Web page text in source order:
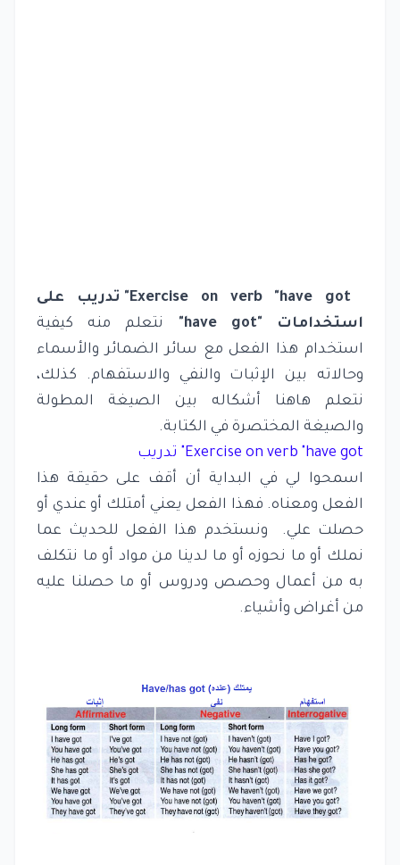
Exercise on verb "have got" تدريب على
استخدامات "have got"
نتعلم منه كيفية
استخدام هذا الفعل مع سائر الضمائر والأسماء
وحالاته بين الإثبات والنفي والاستفهام. كذلك،
نتعلم هاهنا أشكاله بين الصيغة المطولة
والصيغة المختصرة في الكتابة.
Exercise on verb "have got" تدريب
اسمحوا لي في البداية أن أقف على حقيقة هذا
الفعل ومعناه. فهذا الفعل يعني أمتلك أو عندي أو
حصلت علي. ونستخدم هذا الفعل للحديث عما
نملك أو ما نحوزه أو ما لدينا من مواد أو ما نتكلف
به من أعمال وحصص ودروس أو ما حصلنا عليه
من أغراض وأشياء.